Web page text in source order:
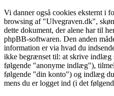
Vi danner også cookies eksternt i
browsing af "Ulvegraven.dk",
dette dokument, der alene har til
phpBB-softwaren. Den anden
information er via hvad du
ikke begrænset til: at skrive indlæg
følgende "anonyme indlæg"),
følgende "din konto") og indlæg
mens du er logget ind (i det